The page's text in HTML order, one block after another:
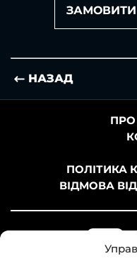
НАЗАД
ПОЛІТИКА
ВІДМОВА